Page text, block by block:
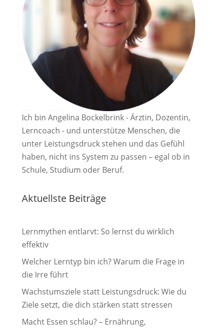
Ich bin Angelina Bockelbrink - Ärztin, Dozentin,
Lerncoach - und unterstütze Menschen, die
unter Leistungsdruck stehen und das Gefühl
haben, nicht ins System zu passen – egal ob in
Schule, Studium oder Beruf.
Aktuellste Beiträge
Lernmythen entlarvt: So lernst du wirklich
effektiv
Welcher Lerntyp bin ich? Warum die Frage in
die Irre führt
Wachstumsziele statt Leistungsdruck: Wie du
Ziele setzt, die dich stärken statt stressen
Macht Essen schlau? – Ernährung,